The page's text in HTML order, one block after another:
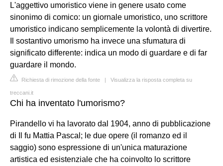
L'aggettivo umoristico viene in genere usato come
sinonimo di comico: un giornale umoristico, uno scrittore
umoristico indicano semplicemente la volontà di divertire.
Il sostantivo umorismo ha invece una sfumatura di
significato differente: indica un modo di guardare e di far
guardare il mondo.
Richiesta di rimozione della fonte | Visualizza la risposta completa su
treccani.it
Chi ha inventato l'umorismo?
Pirandello vi ha lavorato dal 1904, anno di pubblicazione
di Il fu Mattia Pascal; le due opere (il romanzo ed il
saggio) sono espressione di un'unica maturazione
artistica ed esistenziale che ha coinvolto lo scrittore